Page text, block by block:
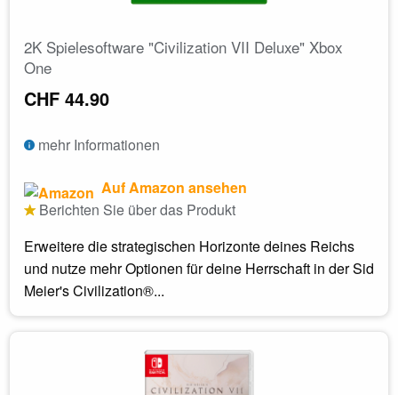
2K Spielesoftware "Civilization VII Deluxe" Xbox
One
CHF 44.90
mehr Informationen
Auf Amazon ansehen
Berichten Sie über das Produkt
Erweitere die strategischen Horizonte deines Reichs
und nutze mehr Optionen für deine Herrschaft in der Sid
Meier's Civilization®...